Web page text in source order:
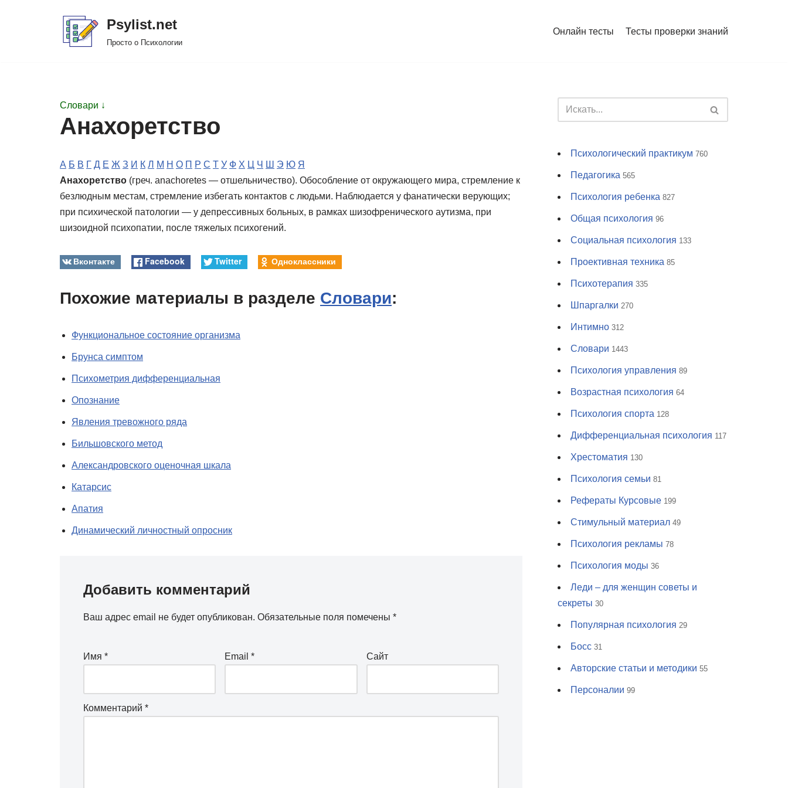
Psylist.net
Просто о Психологии
Онлайн тесты Тесты проверки знаний
Словари ↓
Анахоретство
А Б В Г Д Е Ж З И К Л М Н О П Р С Т У Ф Х Ц Ч Ш Э Ю Я
Анахоретство (греч. anachoretes — отшельничество). Обособление от окружающего мира, стремление к
безлюдным местам, стремление избегать контактов с людьми. Наблюдается у фанатически верующих;
при психической патологии — у депрессивных больных, в рамках шизофренического аутизма, при
шизоидной психопатии, после тяжелых психогений.
Вконтакте Facebook Twitter Одноклассники
Похожие материалы в разделе Словари:
Функциональное состояние организма
Брунса симптом
Психометрия дифференциальная
Опознание
Явления тревожного ряда
Бильшовского метод
Александровского оценочная шкала
Катарсис
Апатия
Динамический личностный опросник
Добавить комментарий
Ваш адрес email не будет опубликован. Обязательные поля помечены *
Имя * Email* Сайт
Комментарий *
Психологический практикум 760
Педагогика 565
Психология ребенка 827
Общая психология 96
Социальная психология 133
Проективная техника 85
Психотерапия 335
Шпаргалки 270
Интимно 312
Словари 1443
Психология управления 89
Возрастная психология 64
Психология спорта 128
Дифференциальная психология 117
Хрестоматия 130
Психология семьи 81
Рефераты Курсовые 199
Стимульный материал 49
Психология рекламы 78
Психология моды 36
Леди – для женщин советы и
секреты 30
Популярная психология 29
Босс 31
Авторские статьи и методики 55
Персоналии 99